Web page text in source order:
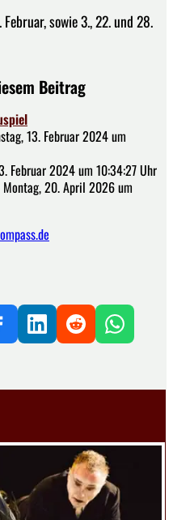
sowie 3., 22. und 28.
Beitrag
13. Februar 2024 um
Februar 2024 um 10:34:27 Uhr
Montag, 20. April 2026 um